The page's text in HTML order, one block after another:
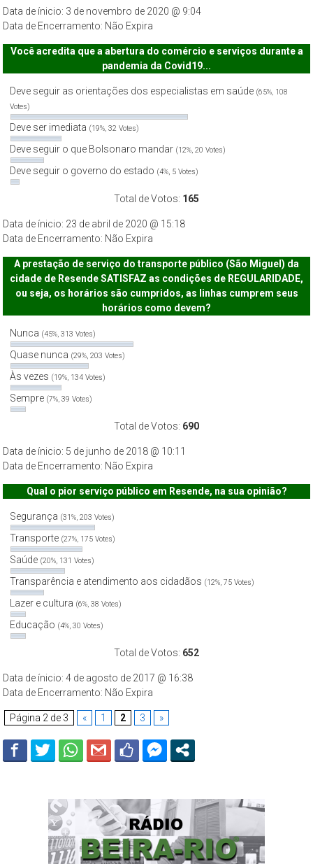
Data de ínicio: 3 de novembro de 2020 @ 9:04
Data de Encerramento: Não Expira
Você acredita que a abertura do comércio e serviços durante a
pandemia da Covid19...
Deve seguir as orientações dos especialistas em saúde (65%, 108
Votes)
Deve ser imediata (19%, 32 Votes)
Deve seguir o que Bolsonaro mandar (12%, 20 Votes)
Deve seguir o governo do estado (4%, 5 Votes)
Total de Votos: 165
Data de ínicio: 23 de abril de 2020 @ 15:18
Data de Encerramento: Não Expira
A prestação de serviço do transporte público (São Miguel) da
cidade de Resende SATISFAZ as condições de REGULARIDADE,
ou seja, os horários são cumpridos, as linhas cumprem seus
horários como devem?
Nunca (45%, 313 Votes)
Quase nunca (29%, 203 Votes)
Às vezes (19%, 134 Votes)
Sempre (7%, 39 Votes)
Total de Votos: 690
Data de ínicio: 5 de junho de 2018 @ 10:11
Data de Encerramento: Não Expira
Qual o pior serviço público em Resende, na sua opinião?
Segurança (31%, 203 Votes)
Transporte (27%, 175 Votes)
Saúde (20%, 131 Votes)
Transparência e atendimento aos cidadãos (12%, 75 Votes)
Lazer e cultura (6%, 38 Votes)
Educação (4%, 30 Votes)
Total de Votos: 652
Data de ínicio: 4 de agosto de 2017 @ 16:38
Data de Encerramento: Não Expira
Página 2 de 3 « 1 2 3 »